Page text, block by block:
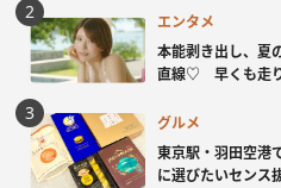
エンタメ
本能剥き出し、夏
直線♡ 早くも走
グルメ
東京駅・羽田空港
に選びたいセンス